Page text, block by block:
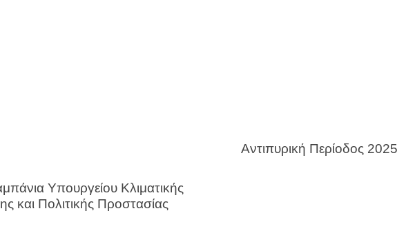
Υπουργείου Κλιματικής
και Πολιτικής Προστασίας
Αντιπυρική Περίοδος 2025